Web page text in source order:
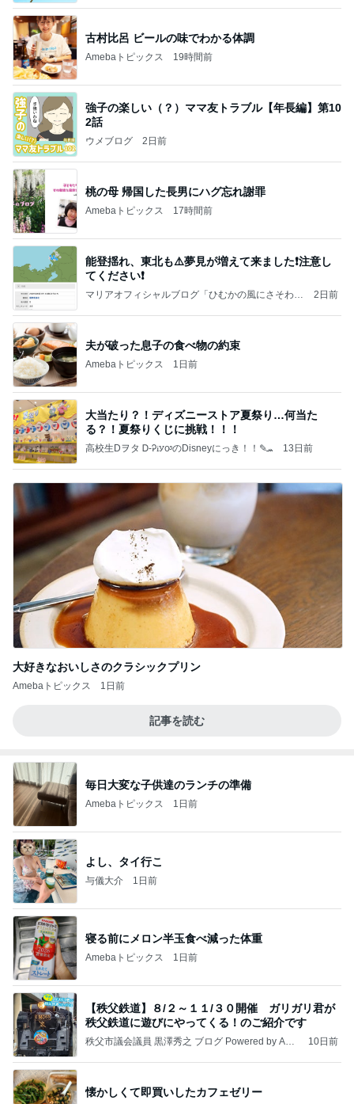
古村比呂 ビールの味でわかる体調
Amebaトピックス 19時間前
強子の楽しい（？）ママ友トラブル【年長編】第10
2話
ウメブログ 2日前
桃の母 帰国した長男にハグ忘れ謝罪
Amebaトピックス 17時間前
能登揺れ、東北も⚠️夢見が増えて来ました❗️注意し
てください❗️
マリアオフィシャルブログ「ひむかの風にさそわれ
2日前
夫が破った息子の食べ物の約束
Amebaトピックス 1日前
大当たり？！ディズニーストア夏祭り…何当た
る？！夏祭りくじに挑戦！！！
高校生Dヲタ Ꭰ-ᎮꭵꭹꭴのDisneyにっき！！✎ܚ 13日前
大好きなおいしさのクラシックプリン
Amebaトピックス 1日前
記事を読む
毎日大変な子供達のランチの準備
Amebaトピックス 1日前
よし、タイ行こ
与儀大介 1日前
寝る前にメロン半玉食べ減った体重
Amebaトピックス 1日前
【秩父鉄道】８/２～１１/３０開催 ガリガリ君が
秩父鉄道に遊びにやってくる！のご紹介です
秩父市議会議員 黒澤秀之 ブログ Powered by Ame
10日前
懐かしくて即買いしたカフェゼリー